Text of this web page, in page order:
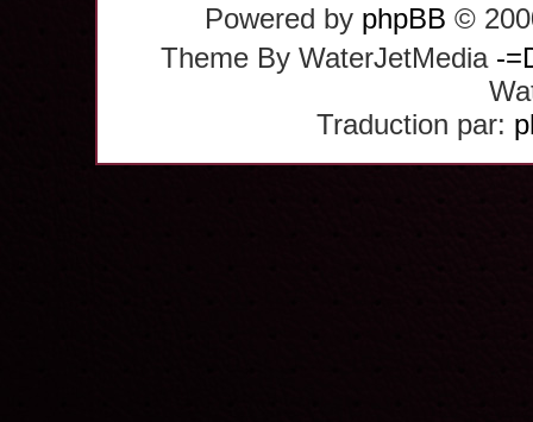
Powered by phpBB ©
Theme By WaterJetMedia -
Traduction par: